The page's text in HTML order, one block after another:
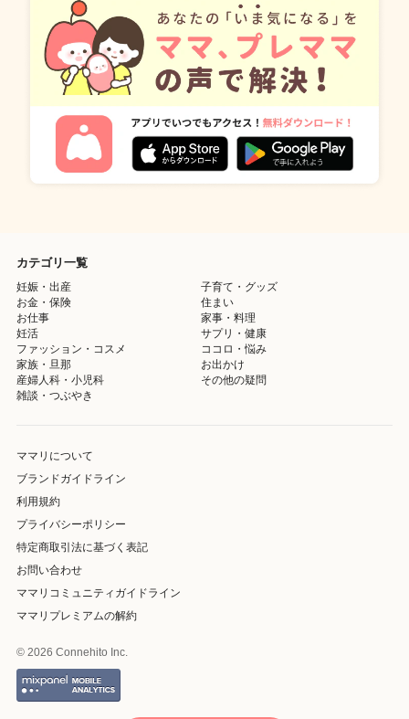
カテゴリ一覧
妊娠・出産
子育て・グッズ
お金・保険
住まい
お仕事
家事・料理
妊活
サプリ・健康
ファッション・コスメ
ココロ・悩み
家族・旦那
お出かけ
産婦人科・小児科
その他の疑問
雑談・つぶやき
ママリについて
ブランドガイドライン
利用規約
プライバシーポリシー
特定商取引法に基づく表記
お問い合わせ
ママリコミュニティガイドライン
ママリプレミアムの解約
© 2026 Connehito Inc.